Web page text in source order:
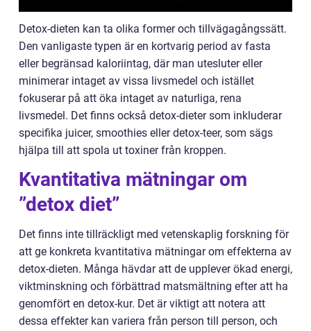
Detox-dieten kan ta olika former och tillvägagångssätt.
Den vanligaste typen är en kortvarig period av fasta
eller begränsad kaloriintag, där man utesluter eller
minimerar intaget av vissa livsmedel och istället
fokuserar på att öka intaget av naturliga, rena
livsmedel. Det finns också detox-dieter som inkluderar
specifika juicer, smoothies eller detox-teer, som sägs
hjälpa till att spola ut toxiner från kroppen.
Kvantitativa mätningar om
”detox diet”
Det finns inte tillräckligt med vetenskaplig forskning för
att ge konkreta kvantitativa mätningar om effekterna av
detox-dieten. Många hävdar att de upplever ökad energi,
viktminskning och förbättrad matsmältning efter att ha
genomfört en detox-kur. Det är viktigt att notera att
dessa effekter kan variera från person till person, och